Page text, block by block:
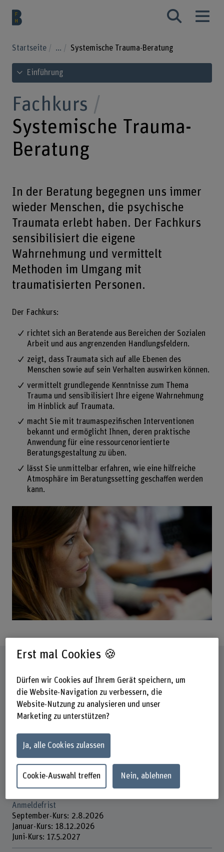
Startseite ... Systemische Trauma-Beratung
Inhaltsverzeichnis ansehen
Einführung
Fachkurs
Systemische Trauma-
Beratung
In der Beratung begegnen uns immer
wieder Menschen, die psychische
Traumata erlebt haben. Der Fachkurs
sensibilisiert die eigene
Wahrnehmung und vermittelt
Methoden im Umgang mit
traumatisierten Personen.
Der Fachkurs:
richtet sich an Beratende aus Bereichen der Sozialen
Arbeit und aus angrenzenden Handlungsfeldern.
zeigt, dass Traumata sich auf alle Ebenen des
Menschen sowie auf sein Verhalten auswirken können.
vermittelt grundlegende Kenntnisse zum Thema
Trauma und sensibilisiert Ihre eigene Wahrnehmung
im Hinblick auf Traumata.
macht Sie mit traumaspezifischen Interventionen
bekannt und ermöglicht Ihnen, deren praktische
Anwendung für eine ressourcenorientierte
Beratungsgestaltung zu üben.
lässt Sie unmittelbar erfahren, wie eine hilfreiche
Atmosphäre im Beratungssetting geschaffen werden
kann.
Steckbrief
Titel/Abschluss
Kursbestätigung
6 Kurstage
September-Kurs: Mi, Do, Fr
Januar-Kurs: alle Wochentage
Juni-Kurs: Do, Fr
Anmeldefrist
September-Kurs: 2.8.2026
Januar-Kurs: 18.12.2026
Juni-Kurs: 17.5.2027
Erst mal Cookies 🍪
Dürfen wir Cookies auf Ihrem Gerät speichern, um
die Website-Navigation zu verbessern, die
Website-Nutzung zu analysieren und unser
Marketing zu unterstützen?
Ja, alle Cookies zulassen
Cookie-Auswahl treffen Nein, ablehnen